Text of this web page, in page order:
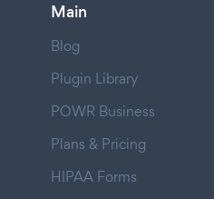
Main
Blog
Plugin Library
POWR Business
Plans & Pricing
HIPAA Forms